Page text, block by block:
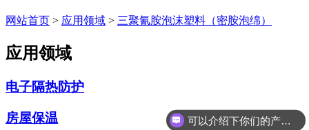
网站首页 > 应用领域 > 三聚氰胺泡沫塑料（密胺泡绵）
应用领域
电子隔热防护
房屋保温 可以介绍下你们的产品么